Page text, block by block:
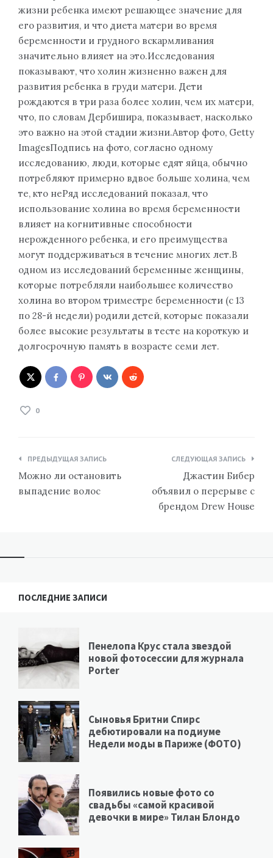
жизни ребенка имеют решающее значение для
его развития, и что диета матери во время
беременности и грудного вскармливания
значительно влияет на это.Исследования
показывают, что холин жизненно важен для
развития ребенка в груди матери. Дети
рождаются в три раза более холин, чем их матери,
что, по словам Дербишира, показывает, насколько
это важно на этой стадии жизни.Автор фото, Getty
ImagesПодпись на фото, согласно одному
исследованию, люди, которые едят яйца, обычно
потребляют примерно вдвое больше холина, чем
те, кто неРяд исследований показал, что
использование холина во время беременности
влияет на когнитивные способности
нерожденного ребенка, и его преимущества
могут поддерживаться в течение многих лет.В
одном из исследований беременные женщины,
которые потребляли наибольшее количество
холина во втором триместре беременности (с 13
по 28-й недели) родили детей, которые показали
более высокие результаты в тесте на короткую и
долгосрочную память в возрасте семи лет.
0
Навигация
по
записям
ПРЕДЫДУЩАЯ ЗАПИСЬ
Можно ли остановить
выпадение волос
СЛЕДУЮЩАЯ ЗАПИСЬ
Джастин Бибер
объявил о перерыве с
брендом Drew House
ПОСЛЕДНИЕ ЗАПИСИ
Пенелопа Крус стала звездой
новой фотосессии для журнала
Porter
Сыновья Бритни Спирс
дебютировали на подиуме
Недели моды в Париже (ФОТО)
Появились новые фото со
свадьбы «самой красивой
девочки в мире» Тилан Блондо